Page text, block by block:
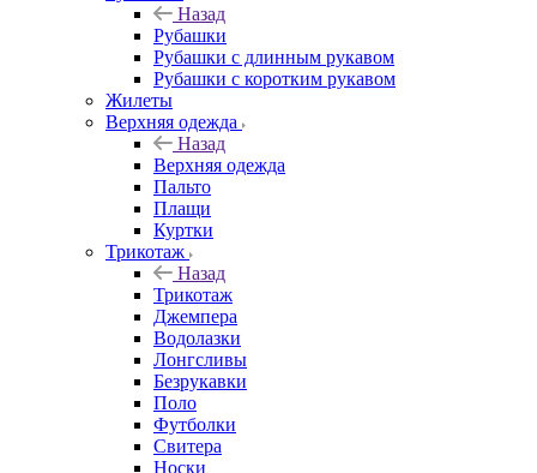
Назад
Рубашки
Рубашки с длинным рукавом
Рубашки с коротким рукавом
Жилеты
Верхняя одежда
Назад
Верхняя одежда
Пальто
Плащи
Куртки
Трикотаж
Назад
Трикотаж
Джемпера
Водолазки
Лонгсливы
Безрукавки
Поло
Футболки
Свитера
Носки